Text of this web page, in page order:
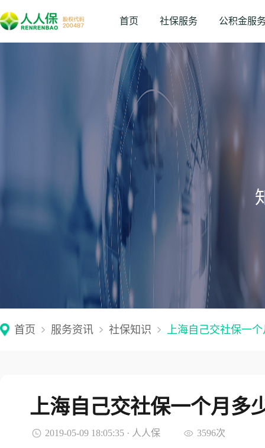
首页 社保服务 公积金服
首页 服务资讯 社保知识 上海自己交社保一
上海自己交社保一个月多
2019-05-09 18:05:35 · 人人保 3596次